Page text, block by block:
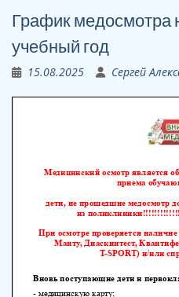
График
учебный год
15.08.2025 Сергей